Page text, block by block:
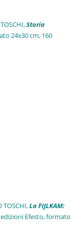
Storia
24x30 cm, 160
TOSCHI,La FIJLKAM:
edizioni Efesto, formato